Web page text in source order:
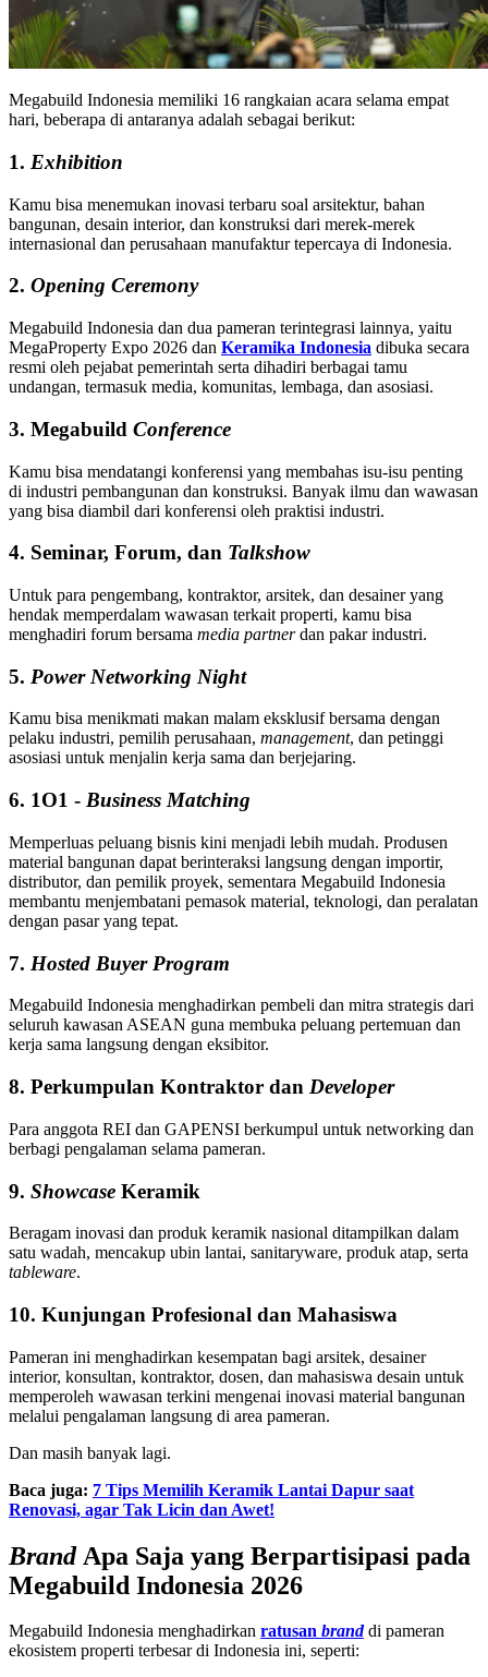
Megabuild Indonesia memiliki 16 rangkaian acara selama empat
hari, beberapa di antaranya adalah sebagai berikut:
1. Exhibition
Kamu bisa menemukan inovasi terbaru soal arsitektur, bahan
bangunan, desain interior, dan konstruksi dari merek-merek
internasional dan perusahaan manufaktur tepercaya di Indonesia.
2. Opening Ceremony
Megabuild Indonesia dan dua pameran terintegrasi lainnya, yaitu
MegaProperty Expo 2026 dan Keramika Indonesia dibuka secara
resmi oleh pejabat pemerintah serta dihadiri berbagai tamu
undangan, termasuk media, komunitas, lembaga, dan asosiasi.
3. Megabuild Conference
Kamu bisa mendatangi konferensi yang membahas isu-isu penting
di industri pembangunan dan konstruksi. Banyak ilmu dan wawasan
yang bisa diambil dari konferensi oleh praktisi industri.
4. Seminar, Forum, dan Talkshow
Untuk para pengembang, kontraktor, arsitek, dan desainer yang
hendak memperdalam wawasan terkait properti, kamu bisa
menghadiri forum bersama media partnerdan pakar industri.
5. Power Networking Night
Kamu bisa menikmati makan malam eksklusif bersama dengan
pelaku industri, pemilih perusahaan, management, dan petinggi
asosiasi untuk menjalin kerja sama dan berjejaring.
6. 1O1 - Business Matching
Memperluas peluang bisnis kini menjadi lebih mudah. Produsen
material bangunan dapat berinteraksi langsung dengan importir,
distributor, dan pemilik proyek, sementara Megabuild Indonesia
membantu menjembatani pemasok material, teknologi, dan peralatan
dengan pasar yang tepat.
7. Hosted Buyer Program
Megabuild Indonesia menghadirkan pembeli dan mitra strategis dari
seluruh kawasan ASEAN guna membuka peluang pertemuan dan
kerja sama langsung dengan eksibitor.
8. Perkumpulan Kontraktor dan Developer
Para anggota REI dan GAPENSI berkumpul untuk networking dan
berbagi pengalaman selama pameran.
9. Showcase Keramik
Beragam inovasi dan produk keramik nasional ditampilkan dalam
satu wadah, mencakup ubin lantai, sanitaryware, produk atap, serta
tableware.
10. Kunjungan Profesional dan Mahasiswa
Pameran ini menghadirkan kesempatan bagi arsitek, desainer
interior, konsultan, kontraktor, dosen, dan mahasiswa desain untuk
memperoleh wawasan terkini mengenai inovasi material bangunan
melalui pengalaman langsung di area pameran.
Dan masih banyak lagi.
Baca juga: 7 Tips Memilih Keramik Lantai Dapur saat
Renovasi, agar Tak Licin dan Awet!
Brand Apa Saja yang Berpartisipasi pada
Megabuild Indonesia 2026
Megabuild Indonesia menghadirkan ratusan branddi pameran
ekosistem properti terbesar di Indonesia ini, seperti: